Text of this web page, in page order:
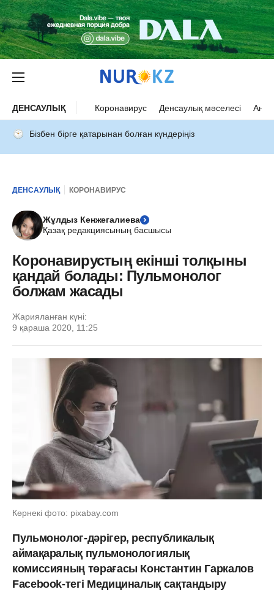
ДЕНСАУЛЫҚ Коронавирус Денсаулық мәселесі Ана
Бізбен бірге қатарынан болған күндеріңіз
ДЕНСАУЛЫҚ КОРОНАВИРУС
Жұлдыз Кенжегалиева
Қазақ редакциясының басшысы
Коронавирустың екінші толқыны
қандай болады: Пульмонолог
болжам жасады
Жарияланған күні:
9 қараша 2020, 11:25
Көрнекі фото: pixabay.com
Пульмонолог-дәрігер, республикалық
аймақаралық пульмонологиялық
комиссияның төрағасы Константин Гаркалов
Facebook-тегі Медициналық сақтандыру